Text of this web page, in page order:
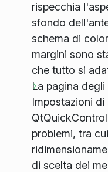
rispecchia
sfondo
schema di
margini sono
che tutto si
La pagina
Impostazioni
problemi, tra
di scelta dei